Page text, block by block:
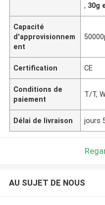
, 30g
Capacité
d'approvisionnem
ent
Certification CE
Conditions de
paiement
T/T,
Délai de livraison jours
AU SUJET DE NOUS